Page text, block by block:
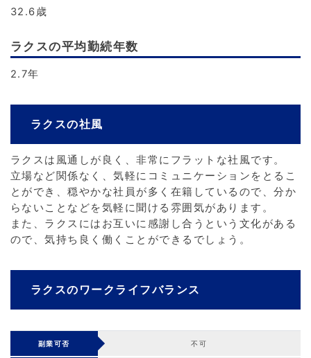
32.6歳
ラクスの平均勤続年数
2.7年
ラクスの社風
ラクスは風通しが良く、非常にフラットな社風です。
立場など関係なく、気軽にコミュニケーションをとるこ
とができ、穏やかな社員が多く在籍しているので、分か
らないことなどを気軽に聞ける雰囲気があります。
また、ラクスにはお互いに感謝し合うという文化がある
ので、気持ち良く働くことができるでしょう。
ラクスのワークライフバランス
副業可否 不可